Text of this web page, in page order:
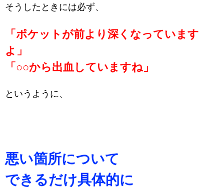
そうしたときには必ず、
「ポケットが前より深くなっています
よ」
「○○から出血していますね」
というように、
悪い箇所について
できるだけ具体的に